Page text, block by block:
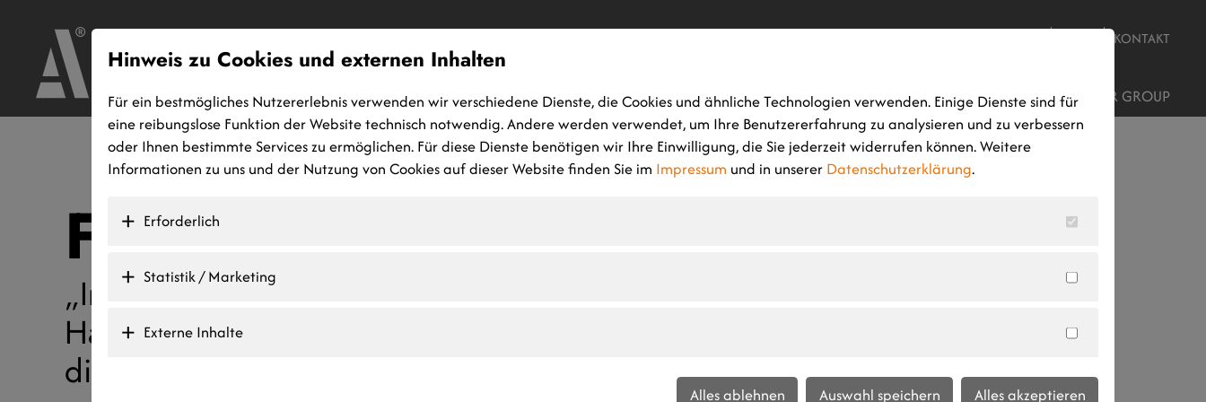
KONTAKT
HOME MASSIVHAUS GEWERBEBAU HOCH-TIEFBAU PROJEKTENTWICKLUNG STANDORTE AUMER GROUP
Familie Schmidt
„Im Nachhinein betrachtet, war die Entscheidung, das
Haus bei Ihnen zu kaufen, die beste Entscheidung,
die wir treffen konnten. Wir würden es wieder tun.“
Hinweis zu Cookies und externen Inhalten
Für ein bestmögliches Nutzererlebnis verwenden wir verschiedene Dienste, die Cookies und ähnliche Technologien verwenden. Einige Dienste sind für
eine reibungslose Funktion der Website technisch notwendig. Andere werden verwendet, um Ihre Benutzererfahrung zu analysieren und zu verbessern
oder Ihnen bestimmte Services zu ermöglichen. Für diese Dienste benötigen wir Ihre Einwilligung, die Sie jederzeit widerrufen können. Weitere
Informationen zu uns und der Nutzung von Cookies auf dieser Website finden Sie im Impressum und in unserer Datenschutzerklärung.
Erforderlich
Statistik / Marketing
Externe Inhalte
Alles ablehnen Auswahl speichern Alles akzeptieren